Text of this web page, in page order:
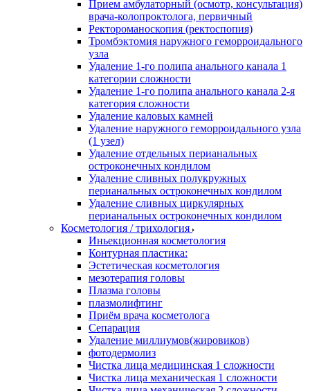
Прием амбулаторный (осмотр, консультация)
врача-колопроктолога, первичный
Ректороманоскопия (ректоспопия)
Тромбэктомия наружного геморроидального
узла
Удаление 1-го полипа анального канала 1
категории сложности
Удаление 1-го полипа анального канала 2-я
категория сложности
Удаление каловых камней
Удаление наружного геморроидального узла
(1 узел)
Удаление отдельных перианальных
остроконечных кондилом
Удаление сливных полукружных
перианальных остроконечных кондилом
Удаление сливных циркулярных
перианальных остроконечных кондилом
Косметология / трихология
Иньекционная косметология
Контурная пластика:
Эстетическая косметология
мезотерапия головы
Плазма головы
плазмолифтинг
Приём врача косметолога
Сепарация
Удаление миллиумов(жировиков)
фотодермолиз
Чистка лица медицинская 1 сложности
Чистка лица механическая 1 сложности